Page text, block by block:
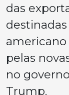
das
pelas
no
Trump.